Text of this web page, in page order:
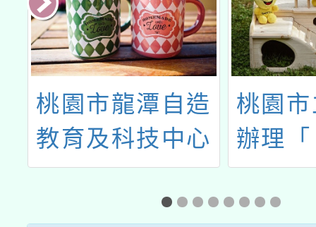
桃園市龍潭自造
教育及科技中心
115年1月份教師
增能研習計畫
桃園
辦理
悟】
市立